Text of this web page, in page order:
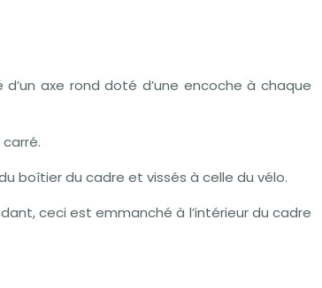
axe rond doté d’une encoche à chaque
boîtier du cadre et vissés à celle du vélo.
ceci est emmanché à l’intérieur du cadre